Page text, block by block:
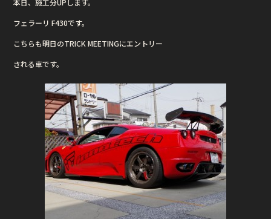
c
e
b
o
o
k
it
te
r
e
本日、施工分UPします。
フェラーリ F430です。
こちらも明日のTRICK MEETINGにエントリー
される車です。